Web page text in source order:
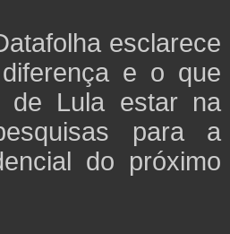
esclarece
e o que
de Lula estar na
para a
do próximo